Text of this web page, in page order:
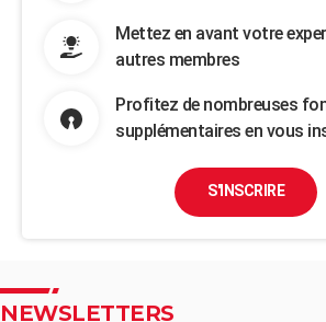
Mettez en avant votre
autres membres
Profitez de nombreuses
supplémentaires en vous
S'INSCRIRE
NEWSLETTERS